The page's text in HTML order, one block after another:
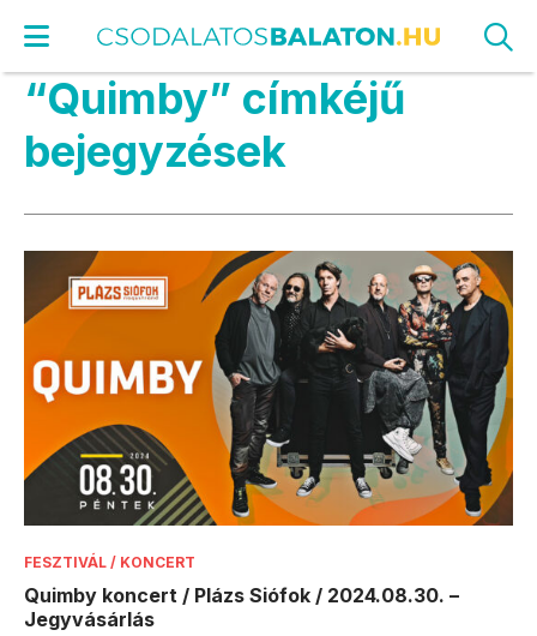
“Quimby” címkéjű
bejegyzések
FESZTIVÁL / KONCERT
Quimby koncert / Plázs Siófok / 2024.08.30. –
Jegyvásárlás